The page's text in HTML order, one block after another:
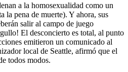
a la homosexualidad como un
la pena de muerte). Y ahora, sus
salir al campo de juego
El desconcierto es total, al punto
emitieron un comunicado al
local de Seattle, afirmó que el
todos modos.